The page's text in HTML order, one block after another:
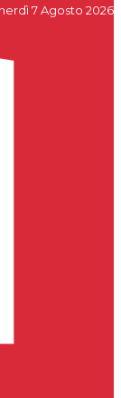
7 Agosto 2026